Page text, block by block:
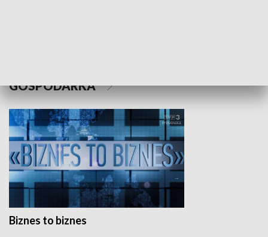
GOSPODARKA
Biznes to biznes